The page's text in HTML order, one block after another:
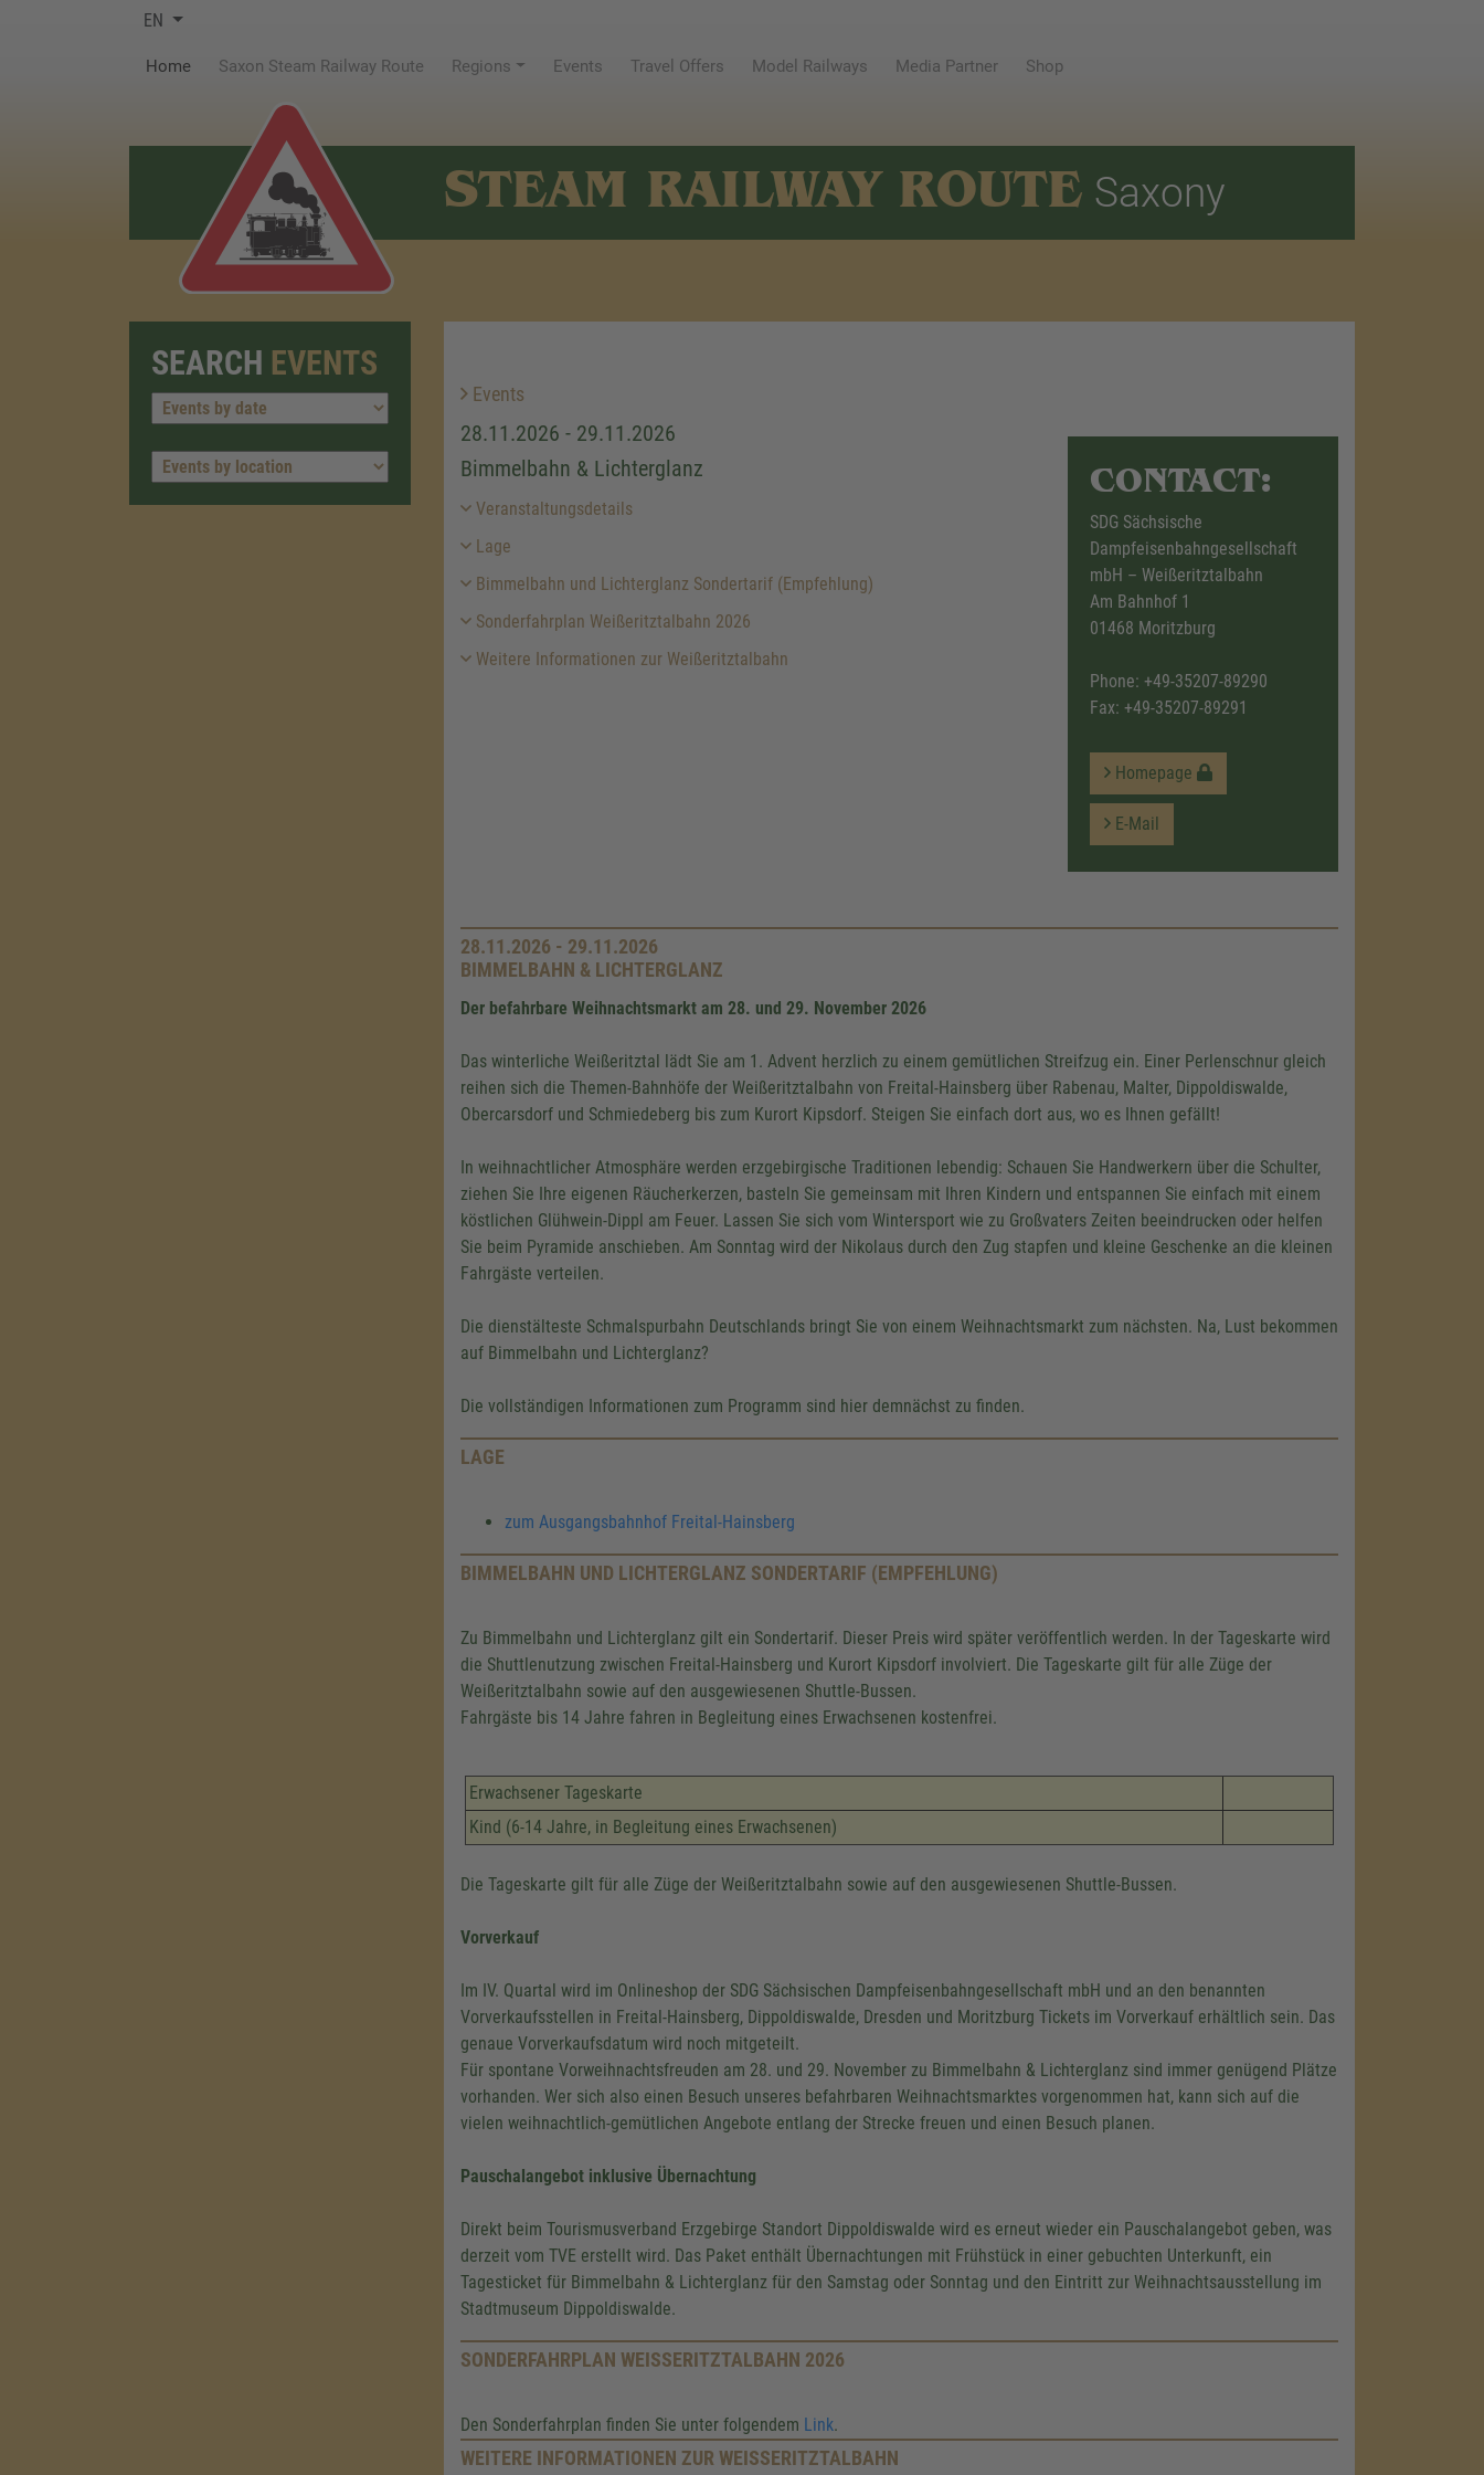
EN
Home(current)Saxon Steam Railway Route Regions Events Travel Offers Model Railways Media Partner Shop
STEAM RAILWAY ROUTE Saxony
SEARCH EVENTS
Events
28.11.2026 - 29.11.2026
Bimmelbahn & Lichterglanz
Veranstaltungsdetails
Lage
Bimmelbahn und Lichterglanz Sondertarif (Empfehlung)
Sonderfahrplan Weißeritztalbahn 2026
Weitere Informationen zur Weißeritztalbahn
CONTACT:
SDG Sächsische
Dampfeisenbahngesellschaft
mbH – Weißeritztalbahn
Am Bahnhof 1
01468 Moritzburg
Phone: +49-35207-89290
Fax: +49-35207-89291
Homepage
E-Mail
28.11.2026 - 29.11.2026
BIMMELBAHN & LICHTERGLANZ
Der befahrbare Weihnachtsmarkt am 28. und 29. November 2026
Das winterliche Weißeritztal lädt Sie am 1. Advent herzlich zu einem gemütlichen Streifzug ein. Einer Perlenschnur gleich
reihen sich die Themen-Bahnhöfe der Weißeritztalbahn von Freital-Hainsberg über Rabenau, Malter, Dippoldiswalde,
Obercarsdorf und Schmiedeberg bis zum Kurort Kipsdorf. Steigen Sie einfach dort aus, wo es Ihnen gefällt!
In weihnachtlicher Atmosphäre werden erzgebirgische Traditionen lebendig: Schauen Sie Handwerkern über die Schulter,
ziehen Sie Ihre eigenen Räucherkerzen, basteln Sie gemeinsam mit Ihren Kindern und entspannen Sie einfach mit einem
köstlichen Glühwein-Dippl am Feuer. Lassen Sie sich vom Wintersport wie zu Großvaters Zeiten beeindrucken oder helfen
Sie beim Pyramide anschieben. Am Sonntag wird der Nikolaus durch den Zug stapfen und kleine Geschenke an die kleinen
Fahrgäste verteilen.
Die dienstälteste Schmalspurbahn Deutschlands bringt Sie von einem Weihnachtsmarkt zum nächsten. Na, Lust bekommen
auf Bimmelbahn und Lichterglanz?
Die vollständigen Informationen zum Programm sind hier demnächst zu finden.
LAGE
zum Ausgangsbahnhof Freital-Hainsberg
BIMMELBAHN UND LICHTERGLANZ SONDERTARIF (EMPFEHLUNG)
Zu Bimmelbahn und Lichterglanz gilt ein Sondertarif. Dieser Preis wird später veröffentlich werden. In der Tageskarte wird
die Shuttlenutzung zwischen Freital-Hainsberg und Kurort Kipsdorf involviert. Die Tageskarte gilt für alle Züge der
Weißeritztalbahn sowie auf den ausgewiesenen Shuttle-Bussen.
Fahrgäste bis 14 Jahre fahren in Begleitung eines Erwachsenen kostenfrei.
Erwachsener Tageskarte
Kind (6-14 Jahre, in Begleitung eines Erwachsenen)
Die Tageskarte gilt für alle Züge der Weißeritztalbahn sowie auf den ausgewiesenen Shuttle-Bussen.
Vorverkauf
Im IV. Quartal wird im Onlineshop der SDG Sächsischen Dampfeisenbahngesellschaft mbH und an den benannten
Vorverkaufsstellen in Freital-Hainsberg, Dippoldiswalde, Dresden und Moritzburg Tickets im Vorverkauf erhältlich sein. Das
genaue Vorverkaufsdatum wird noch mitgeteilt.
Für spontane Vorweihnachtsfreuden am 28. und 29. November zu Bimmelbahn & Lichterglanz sind immer genügend Plätze
vorhanden. Wer sich also einen Besuch unseres befahrbaren Weihnachtsmarktes vorgenommen hat, kann sich auf die
vielen weihnachtlich-gemütlichen Angebote entlang der Strecke freuen und einen Besuch planen.
Pauschalangebot inklusive Übernachtung
Direkt beim Tourismusverband Erzgebirge Standort Dippoldiswalde wird es erneut wieder ein Pauschalangebot geben, was
derzeit vom TVE erstellt wird. Das Paket enthält Übernachtungen mit Frühstück in einer gebuchten Unterkunft, ein
Tagesticket für Bimmelbahn & Lichterglanz für den Samstag oder Sonntag und den Eintritt zur Weihnachtsausstellung im
Stadtmuseum Dippoldiswalde.
SONDERFAHRPLAN WEISSERITZTALBAHN 2026
Den Sonderfahrplan finden Sie unter folgendem Link.
WEITERE INFORMATIONEN ZUR WEISSERITZTALBAHN